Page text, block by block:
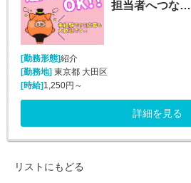
担当者へつな…
[勤務形態]紹介
[勤務地] 東京都 大田区
[時給] 1,250円～
詳細を見る
リストにもどる